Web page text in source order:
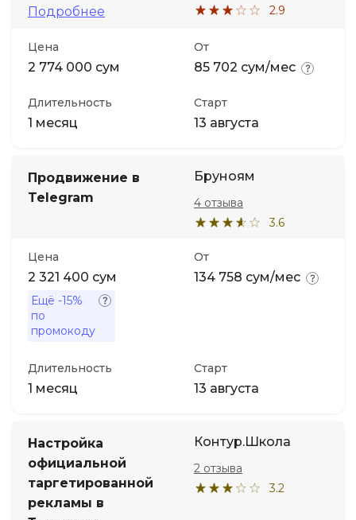
Подробнее
2.9
Цена
2 774 000 сум
От
85 702 сум/мес
Длительность
1 месяц
Старт
13 августа
Продвижение в
Telegram
Бруноям
3.6
4 отзыва
Цена
2 321 400 сум
Ещё -15%
по
промокоду
От
134 758 сум/мес
Длительность
1 месяц
Старт
13 августа
Настройка
официальной
таргетированной
рекламы в
Контур.Школа
3.2
2 отзыва